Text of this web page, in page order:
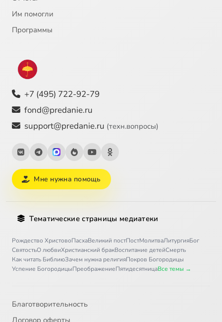
Им помогли
Программы
+7 (495) 722-92-79
fond@predanie.ru
support@predanie.ru (техн.вопросы)
Мне нужна помощь
Тематические страницы медиатеки
Рождество ХристовоПасхаВеликий постПостМолитваЛитургияБог
СвятостьО любвиХристианский бракВоспитание детейСмерть
Как читать БиблиюЗачем нужна религияПокров Богородицы
Успение БогородицыПреображениеПятидесятницаВсе темы →
Благотворительность